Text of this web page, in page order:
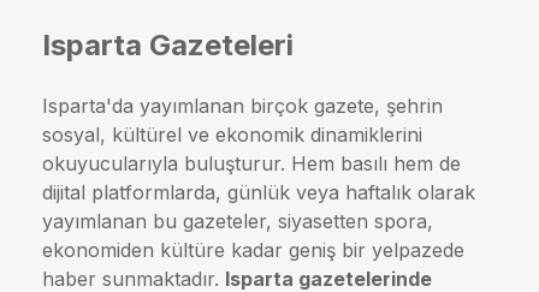
Isparta Gazeteleri
Isparta'da yayımlanan birçok gazete, şehrin
sosyal, kültürel ve ekonomik dinamiklerini
okuyucularıyla buluşturur. Hem basılı hem de
dijital platformlarda, günlük veya haftalık olarak
yayımlanan bu gazeteler, siyasetten spora,
ekonomiden kültüre kadar geniş bir yelpazede
haber sunmaktadır. Isparta gazetelerinde